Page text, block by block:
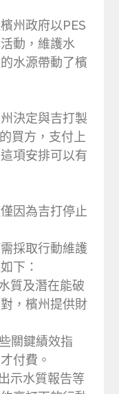
州政府以PES
動，維護水
水源帶動了檳
決定與吉打製
買方，支付上
項安排可以有
因為吉打停止
採取行動維護
下：
質及潛在能破
，檳州提供財
關鍵績效指
付費。
示水質報告等